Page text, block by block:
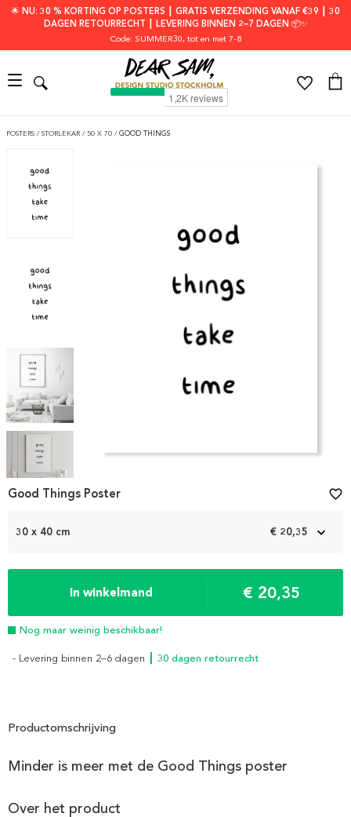
🌟 NU: 30 % KORTING OP POSTERS ┃ GRATIS VERZENDING VANAF €39 ┃ 30
DAGEN RETOURRECHT ┃ LEVERING BINNEN 2–7 DAGEN 📦✨
Code: SUMMER30, tot en met 7-8
POSTERS / STORLEKAR / 50 X 70 / GOOD THINGS
Item
1
30 x 40 cm € 20,35
In winkelmand € 20,35
Nog maar weinig beschikbaar!
- Levering binnen 2–6 dagen ┃ 30 dagen retourrecht
Good Things Poster favorite_border
Productomschrijving
Minder is meer met de Good Things poster
Over het product